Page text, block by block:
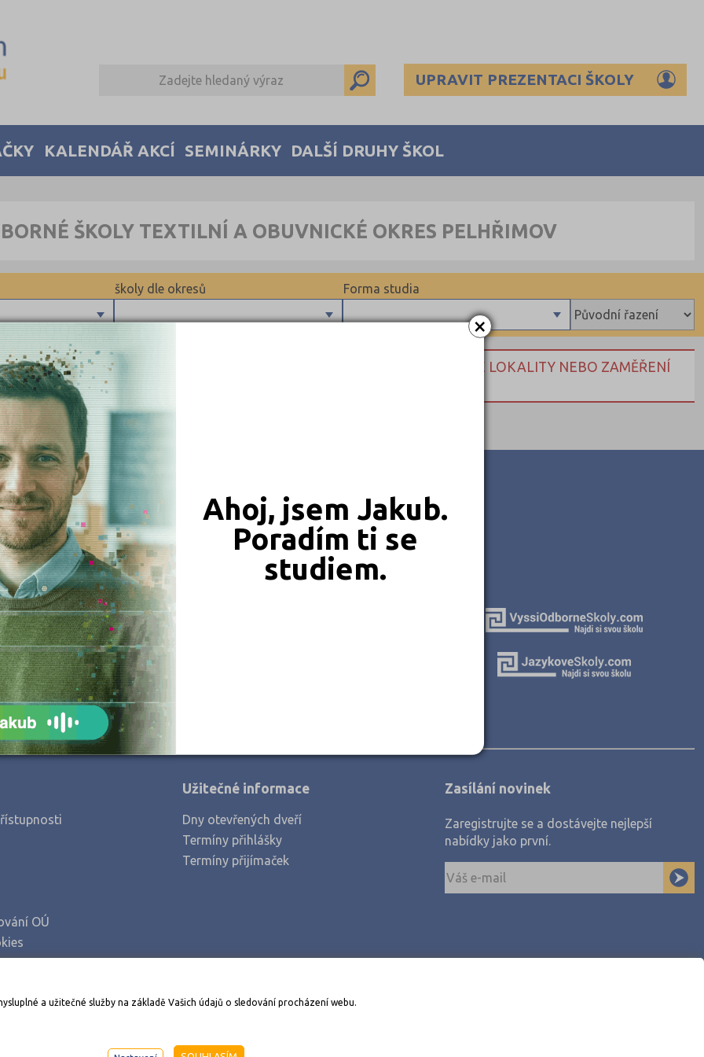
×
Ahoj, jsem Jakub.
Poradím ti se
studiem.
UPRAVIT PREZENTACI ŠKOLY
KALENDÁŘ AKCÍ SEMINÁRKY DALŠÍ DRUHY ŠKOL
ŠKOLY TEXTILNÍ A OBUVNICKÉ OKRES PELHŘIMOV
Forma studia
školy dle okresů
ZÁZNAMY, PŘEFORMULUJTE PROSÍM VÁŠ DOTAZ NEBO HLEDEJTE DLE LOKALITY NEBO ZAMĚŘENÍ
JSME TAM, KDE JSTE VY
Naše projekty
OÚ
Stáhněte si aplikaci Adresář škol
Užitečné informace
Dny otevřených dveří
Termíny přihlášky
Termíny přijímaček
Zasílání novinek
Zaregistrujte se a dostávejte nejlepší
nabídky jako první.
AMOS KamPoMaturite.cz, s.r.o., stránky vytvořilo
a užitečné služby na základě Vašich údajů o sledování procházení webu.